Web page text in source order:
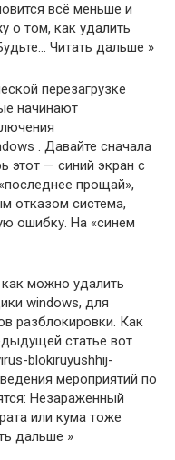
всё меньше и
о том, как удалить
Читать дальше »
перезагрузке
начинают
. Давайте сначала
этот — синий экран с
прощай»,
отказом система,
ошибку. На «синем
можно удалить
windows, для
разблокировки. Как
статье вот
blokiruyushhij-
мероприятий по
Незараженный
или кума тоже
дальше »